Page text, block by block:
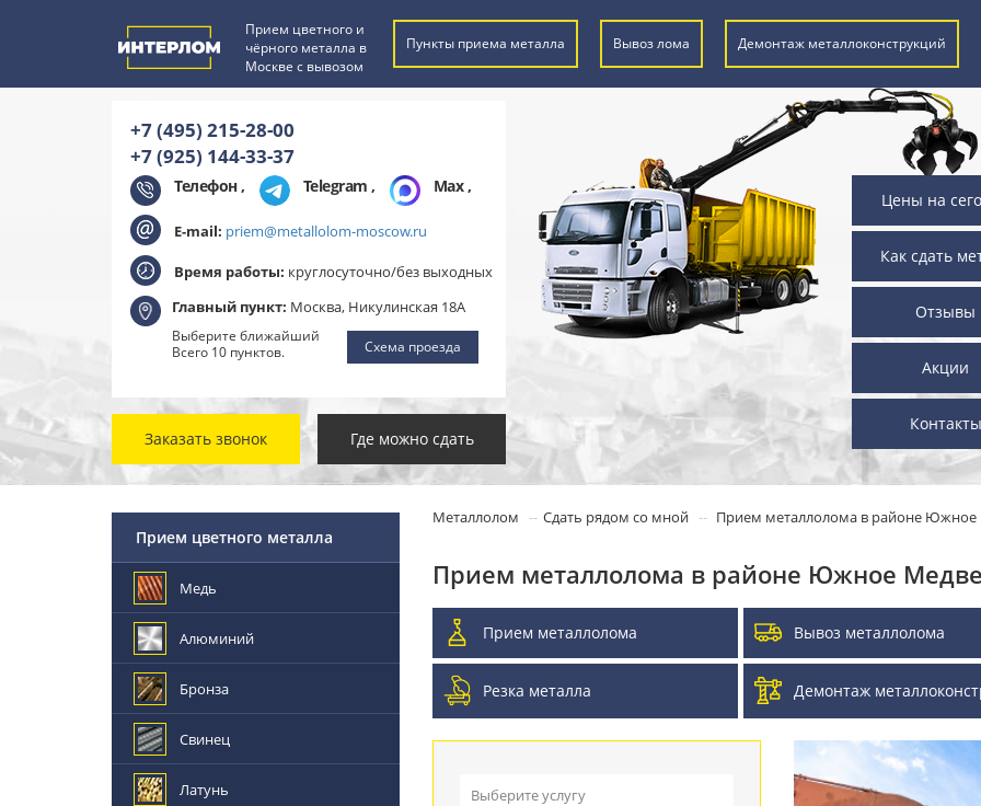
Прием цветного и
чёрного металла в
Москве с вывозом
Пункты приема металла Вывоз лома Демонтаж металлоконструкций
+7 (495) 215-28-00
+7 (925) 144-33-37
Телефон , Telegram , Max,
E-mail: priem@metallolom-moscow.ru
Время работы: круглосуточно/без выходных
Главный пункт: Москва, Никулинская 18А
Выберите ближайший
Всего 10 пунктов.
Схема проезда
Заказать звонок Где можно сдать
Цены на
Как сдать
Отзывы
Акции
Контакты
Металлолом Сдать рядом со мной Прием металлолома в районе Южное
Прием металлолома в районе Южное
Прием металлолома Вывоз металлолома
Резка металла Демонтаж
Выберите услугу
Прием цветного металла
Медь
Алюминий
Бронза
Свинец
Латунь